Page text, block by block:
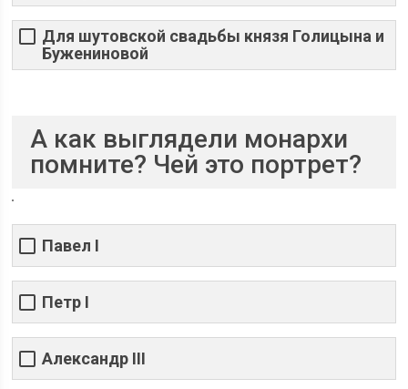
Для шутовской свадьбы князя Голицына и
Бужениновой
А как выглядели монархи
помните? Чей это портрет?
Павел I
Петр I
Александр III